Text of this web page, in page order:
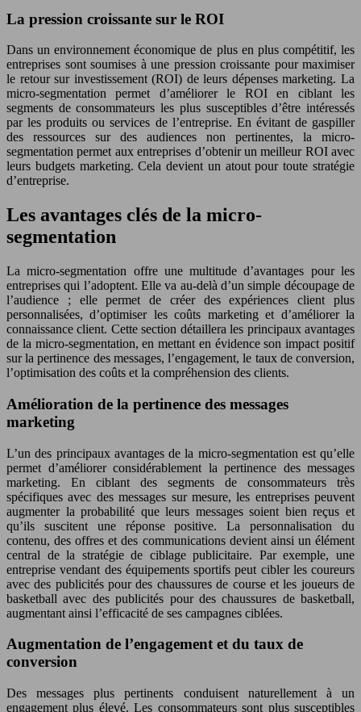
La pression croissante sur le ROI
Dans un environnement économique de plus en plus compétitif, les
entreprises sont soumises à une pression croissante pour maximiser
le retour sur investissement (ROI) de leurs dépenses marketing. La
micro-segmentation permet d’améliorer le ROI en ciblant les
segments de consommateurs les plus susceptibles d’être intéressés
par les produits ou services de l’entreprise. En évitant de gaspiller
des ressources sur des audiences non pertinentes, la micro-
segmentation permet aux entreprises d’obtenir un meilleur ROI avec
leurs budgets marketing. Cela devient un atout pour toute stratégie
d’entreprise.
Les avantages clés de la micro-
segmentation
La micro-segmentation offre une multitude d’avantages pour les
entreprises qui l’adoptent. Elle va au-delà d’un simple découpage de
l’audience ; elle permet de créer des expériences client plus
personnalisées, d’optimiser les coûts marketing et d’améliorer la
connaissance client. Cette section détaillera les principaux avantages
de la micro-segmentation, en mettant en évidence son impact positif
sur la pertinence des messages, l’engagement, le taux de conversion,
l’optimisation des coûts et la compréhension des clients.
Amélioration de la pertinence des messages
marketing
L’un des principaux avantages de la micro-segmentation est qu’elle
permet d’améliorer considérablement la pertinence des messages
marketing. En ciblant des segments de consommateurs très
spécifiques avec des messages sur mesure, les entreprises peuvent
augmenter la probabilité que leurs messages soient bien reçus et
qu’ils suscitent une réponse positive. La personnalisation du
contenu, des offres et des communications devient ainsi un élément
central de la stratégie de ciblage publicitaire. Par exemple, une
entreprise vendant des équipements sportifs peut cibler les coureurs
avec des publicités pour des chaussures de course et les joueurs de
basketball avec des publicités pour des chaussures de basketball,
augmentant ainsi l’efficacité de ses campagnes ciblées.
Augmentation de l’engagement et du taux de
conversion
Des messages plus pertinents conduisent naturellement à un
engagement plus élevé. Les consommateurs sont plus susceptibles